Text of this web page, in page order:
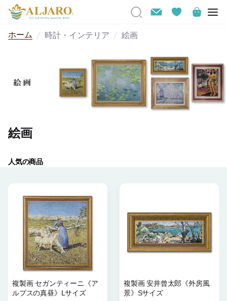
ホーム 時計・インテリア 絵画
絵画
人気の商品
複製画 セガンティーニ《ア
ルプスの真昼》Lサイズ
複製画 安井曾太郎《外房風
景》Sサイズ